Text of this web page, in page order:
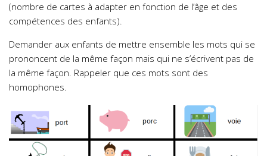
(nombre de cartes à adapter en fonction de l’âge et des
compétences des enfants).
Demander aux enfants de mettre ensemble les mots qui se
prononcent de la même façon mais qui ne s’écrivent pas de
la même façon. Rappeler que ces mots sont des
homophones.